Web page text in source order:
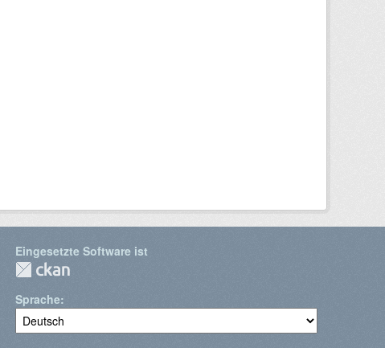
Eingesetzte Software ist
Sprache